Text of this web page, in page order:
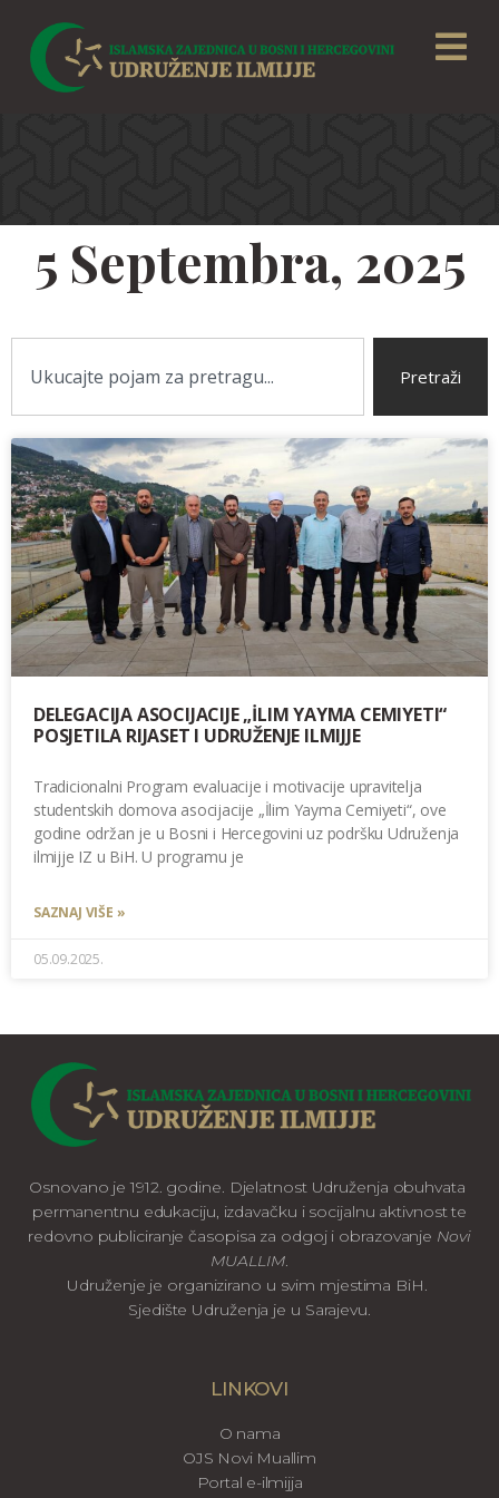
5 Septembra, 2025
Pretraži
DELEGACIJA ASOCIJACIJE „İLIM YAYMA CEMIYETI“
POSJETILA RIJASET I UDRUŽENJE ILMIJJE
Tradicionalni Program evaluacije i motivacije upravitelja
studentskih domova asocijacije „İlim Yayma Cemiyeti“, ove
godine održan je u Bosni i Hercegovini uz podršku Udruženja
ilmijje IZ u BiH. U programu je
SAZNAJ VIŠE »
05.09.2025.
Osnovano je 1912. godine. Djelatnost Udruženja obuhvata
permanentnu edukaciju, izdavačku i socijalnu aktivnost te
redovno publiciranje časopisa za odgoj i obrazovanje Novi
MUALLIM.
Udruženje je organizirano u svim mjestima BiH.
Sjedište Udruženja je u Sarajevu.
LINKOVI
O nama
OJS Novi Muallim
Portal e-ilmijja